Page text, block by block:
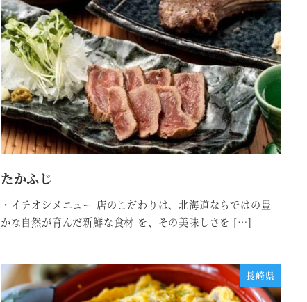
たかふじ
・イチオシメニュー 店のこだわりは、北海道ならではの豊
かな自然が育んだ新鮮な食材 を、その美味しさを […]
長崎県